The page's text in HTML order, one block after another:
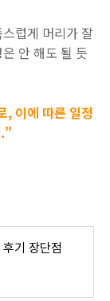
럽게 머리가 잘
안 해도 될 듯
, 이에 따른 일정
."
기 장단점